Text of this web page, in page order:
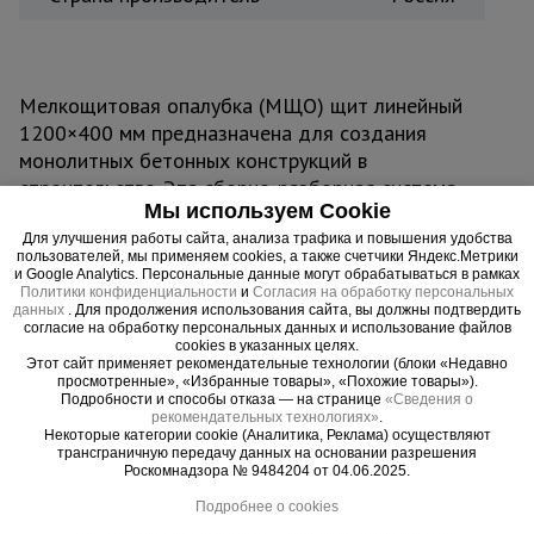
Мелкощитовая опалубка (МЩО) щит линейный
1200×400 мм предназначена для создания
монолитных бетонных конструкций в
строительстве. Эта сборно-разборная система
состоит из компактных щитов, которые легко
соединяются в единую прочную структуру с
помощью замковых соединений. Щиты
изготовлены из высокопрочной стали, что
обеспечивает долговечность и устойчивость к
нагрузкам при заливке бетона.
Размеры 1200×400 мм делают щит удобным для
работы в ограниченных пространствах и при
создании сложных геометрических форм, таких
как стены, колонны, перекрытия и фундаменты.
время на монтаж и демонтаж, а небольшой вес
Мы используем Cookie
Для улучшения работы сайта, анализа трафика и повышения удобства
пользователей, мы применяем cookies, а также счетчики Яндекс.Метрики
и Google Analytics. Персональные данные могут обрабатываться в рамках
Политики конфиденциальности и Согласия на обработку персональных
данных
. Для продолжения использования сайта, вы должны подтвердить
согласие на обработку персональных данных и использование файлов
cookies в указанных целях.
Этот сайт применяет рекомендательные технологии (блоки «Недавно
просмотренные», «Избранные товары», «Похожие товары»).
Подробности и способы отказа — на странице «Сведения о
рекомендательных технологиях»
Некоторые категории cookie (Аналитика, Реклама) осуществляют
трансграничную передачу данных на основании разрешения
Роскомнадзора № 9484204 от 04.06.2025.
Подробнее о cookies